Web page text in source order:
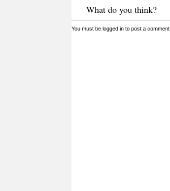
What do you think?
You must be logged into post a comment.